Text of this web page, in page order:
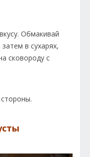
Обмакивай
в сухарях,
сковороду с